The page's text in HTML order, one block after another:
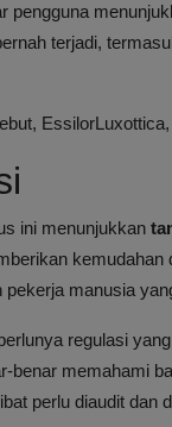
pengguna
terjadi,
ini menunjukkan
kemudahan
manusia
regulasi
benar memahami
perlu diaudit